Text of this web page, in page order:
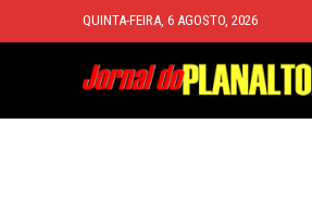
QUINTA-FEIRA, 6 AGOSTO, 2026